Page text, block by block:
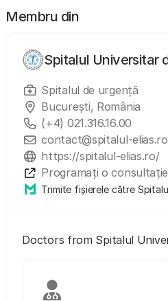
Membru din
Spitalul Universitar
Spitalul de urgență
Bucureşti, România
(+4) 021.316.16.00
contact@spitalul-elias.ro
https://spitalul-elias.ro/
Programați o consultație
Trimite fișierele către
Doctors from Spitalul